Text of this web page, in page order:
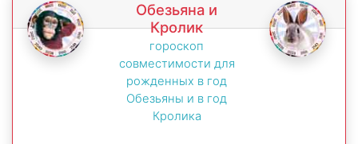
Обезьяна и
Кролик
гороскоп
совместимости для
рожденных в год
Обезьяны и в год
Кролика